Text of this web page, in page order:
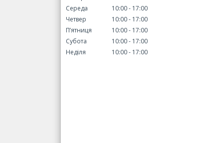
Середа
10:00
17:00
Четвер
10:00
17:00
Пʼятниця
10:00
17:00
Субота
10:00
17:00
Неділя
10:00 17:00